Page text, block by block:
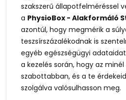
szakszerű állapotfelméréssel
a PhysioBox - Alakformáló
azontúl, hogy megmérik a
teszsírszázalékodnak is
egyéb egészségügyi
a kezelés során, hogy az
szabottabban, és a te
szolgálva valósulhasson meg.